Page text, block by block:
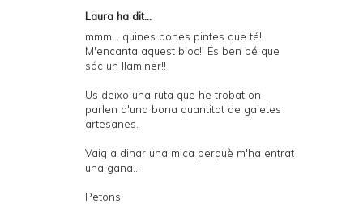
Laura ha dit...
mmm... quines bones pintes que té!
M'encanta aquest bloc!! És ben bé que
sóc un llaminer!!
Us deixo una ruta que he trobat on
parlen d'una bona quantitat de galetes
artesanes
Vaig a dinar una mica perquè m'ha entrat
una gana...
Petons!